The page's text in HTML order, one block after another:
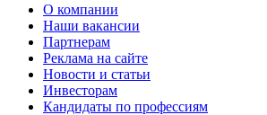
О компании
Наши вакансии
Партнерам
Реклама на сайте
Новости и статьи
Инвесторам
Кандидаты по профессиям